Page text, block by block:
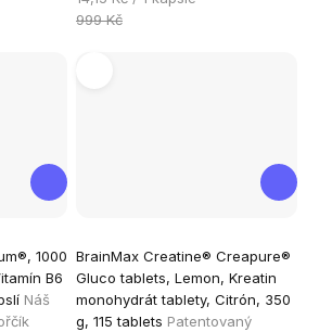
cena:
999 Kč
1000
B6
Náš
BrainMax Creatine® Creapure®
Gluco tablets, Lemon, Kreatin
monohydrát tablety, Citrón, 350
g, 115 tablets Patentovaný
hodnocení
produktu
je